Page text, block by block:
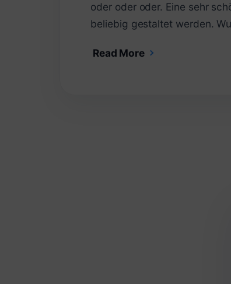
oder oder oder. Eine sehr
beliebig gestaltet werden.
Read More